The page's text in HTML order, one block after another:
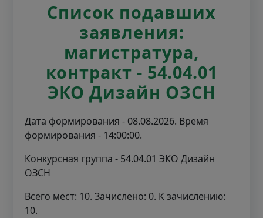
Список подавших
заявления:
магистратура,
контракт - 54.04.01
ЭКО Дизайн ОЗСН
Дата формирования - 08.08.2026. Время
формирования - 14:00:00.
Конкурсная группа - 54.04.01 ЭКО Дизайн
ОЗСН
Всего мест: 10. Зачислено: 0. К зачислению:
10.